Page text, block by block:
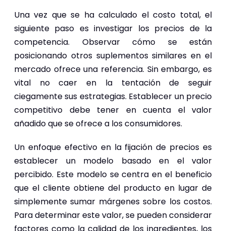
Una vez que se ha calculado el costo total, el
siguiente paso es investigar los precios de la
competencia. Observar cómo se están
posicionando otros suplementos similares en el
mercado ofrece una referencia. Sin embargo, es
vital no caer en la tentación de seguir
ciegamente sus estrategias. Establecer un precio
competitivo debe tener en cuenta el valor
añadido que se ofrece a los consumidores.
Un enfoque efectivo en la fijación de precios es
establecer un modelo basado en el valor
percibido. Este modelo se centra en el beneficio
que el cliente obtiene del producto en lugar de
simplemente sumar márgenes sobre los costos.
Para determinar este valor, se pueden considerar
factores como la calidad de los ingredientes, los